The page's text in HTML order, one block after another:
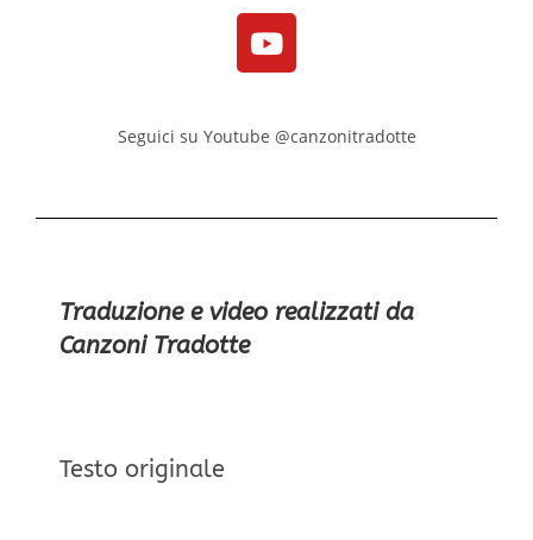
Seguici su Youtube @canzonitradotte
Traduzione e video realizzati da
Canzoni Tradotte
Testo originale